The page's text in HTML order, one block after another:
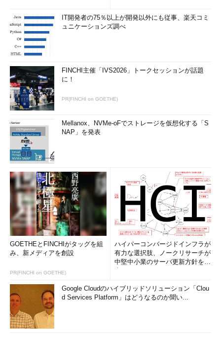
IT開発者の75％以上が開発以外にも従事、楽天コミ
ュニケーションズ調べ
FINCHI主催「IVS2026」トークセッションが話題
に！
PR(FINCHI on GOETHE)
Mellanox、NVMe-oFでストレージを仮想化する「S
NAP」を発表
GOETHEとFINCHIがタッグを組
み、新メディアを創設
PR(FINCHI on GOETHE)
ハイパーコンバージドインフラが
有力な選択肢、ノークリサーチが
中堅中小業のサーバ更新方針を調
Google Cloudのハイブリッドソリューション「Clou
d Services Platform」はどうなるのか聞い...